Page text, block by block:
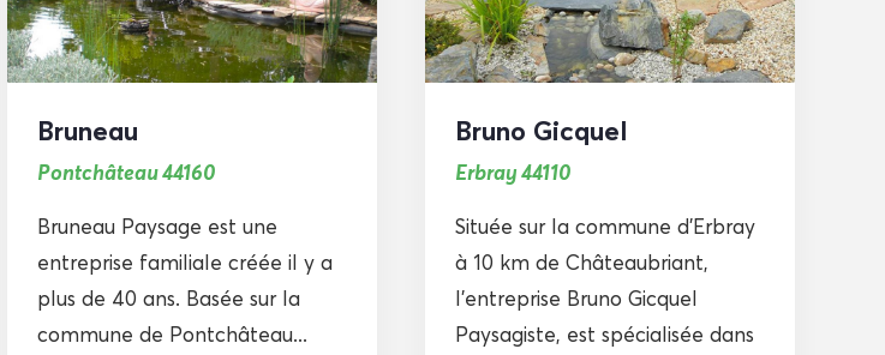
Bruneau
Pontchâteau 44160
Bruneau Paysage est une
entreprise familiale créée il y a
plus de 40 ans. Basée sur la
commune de Pontchâteau...
Bruno Gicquel
Erbray 44110
Située sur la commune d’Erbray
à 10 km de Châteaubriant,
l’entreprise Bruno Gicquel
Paysagiste, est spécialisée dans